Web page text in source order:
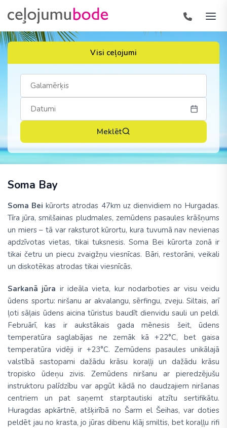
Visi ceļojumi
Meklēt
Soma Bay
Soma Beikūrorts atrodas 47km uz dienvidiem no Hurgadas.
Tīra jūra, smilšainas pludmales, zemūdens pasaules krāšņums
un miers – tā var raksturot kūrortu, kura tuvumā nav nevienas
apdzīvotas vietas, tikai tuksnesis. Soma Bei kūrorta zonā ir
tikai četru un piecu zvaigžņu viesnīcas. Bāri, restorāni, veikali
un diskotēkas atrodas tikai viesnīcās.
Sarkanā jūra ir ideāla vieta, kur nodarboties ar visu veidu
ūdens sportu: niršanu ar akvalangu, sērfingu, zveju. Siltais, arī
ļoti sāļais ūdens aicina tūristus baudīt dienvidu sauli un peldi.
Februārī, kas ir aukstākais gada mēnesis šeit, ūdens
temperatūra saglabājas ne zemāk kā +22°C, bet gaisa
temperatūra vidēji ir +23°C. Zemūdens pasaules unikālajā
valstībā sastopami dažādu krāsu koraļļi un dažādu krāsu
tropisko ūdeņu zivis. Zemūdens niršanu ar pieredzējušu
instruktoru palīdzību var apgūt kādā no daudzajiem niršanas
centriem un pat saņemt starptautiski atzītu sertifikātu.
Huragdas apkārtnē, atšķirībā no Šarm el Šeihas, var doties
peldēt jau no krasta, jo jūras dibenu klāj smiltis, bet koraļļu rifi